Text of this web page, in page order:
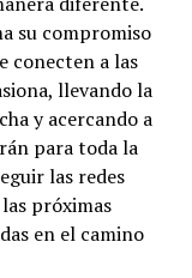
su compromiso
conecten a las
llevando la
y acercando a
para toda la
las redes
próximas
en el camino